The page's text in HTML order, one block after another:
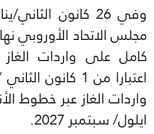
وفي 26 كانون
مجلس الاتحاد الأوروبي
كامل على واردات
ايلول/ سبتمبر 2027.